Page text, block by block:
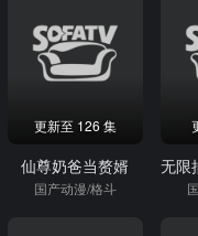
更新至 126 集
仙尊奶爸当赘婿
国产动漫/格斗